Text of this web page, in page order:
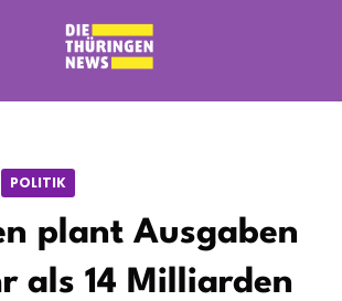
POLITIK
plant Ausgaben
als 14 Milliarden